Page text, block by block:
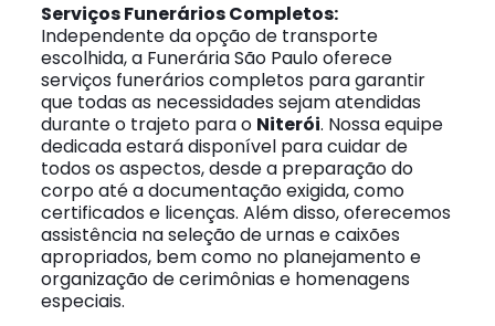
Serviços Funerários Completos:
Independente da opção de transporte
escolhida, a Funerária São Paulo oferece
serviços funerários completos para garantir
que todas as necessidades sejam atendidas
durante o trajeto para o Niterói. Nossa equipe
dedicada estará disponível para cuidar de
todos os aspectos, desde a preparação do
corpo até a documentação exigida, como
certificados e licenças. Além disso, oferecemos
assistência na seleção de urnas e caixões
apropriados, bem como no planejamento e
organização de cerimônias e homenagens
especiais.